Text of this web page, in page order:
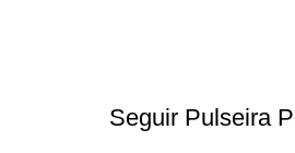
Seguir Pulseira